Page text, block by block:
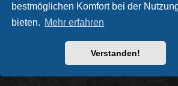
bestmöglichen Komfort bei der
bieten. Mehr erfahren
Verstanden!
Foren-Übersicht